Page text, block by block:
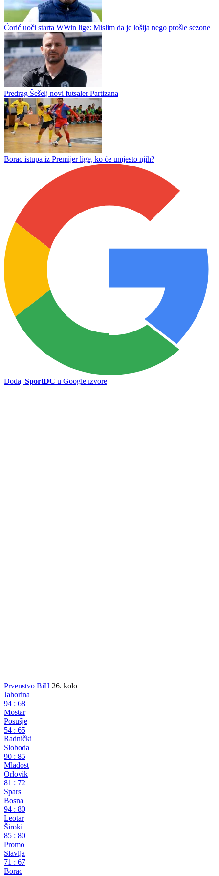
Doskorašnji trener Jahorine u stručnom štabu podgoričke
Budućnosti
Petronijević novo pojačanje Leotara
Ćorić uoči starta WWin lige: Mislim da je lošija nego prošle sezone
Predrag Šešelj novi futsaler Partizana
Borac istupa iz Premijer lige, ko će umjesto njih?
Prvenstvo BiH
Jahorina
94: 68
Mostar
Posušje
54: 65